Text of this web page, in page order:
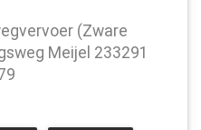
(Zware
Meijel 233291